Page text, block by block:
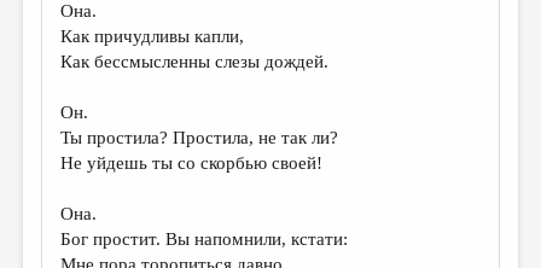
ЭССЕИСТИКА
ЛИТЕРАТУРОВЕДЕНИЕ
ПУБЛИЦИСТИКА
ЦИКЛЫ ПУБЛИКАЦИЙ
Она.
Как причудливы капли,
Как бессмысленны слезы дождей.
Он.
Ты простила? Простила, не так ли?
Не уйдешь ты со скорбью своей!
Она.
Бог простит. Вы напомнили, кстати: